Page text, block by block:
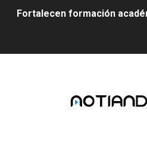
Fortalecen formación
Fundecem inició con éxito